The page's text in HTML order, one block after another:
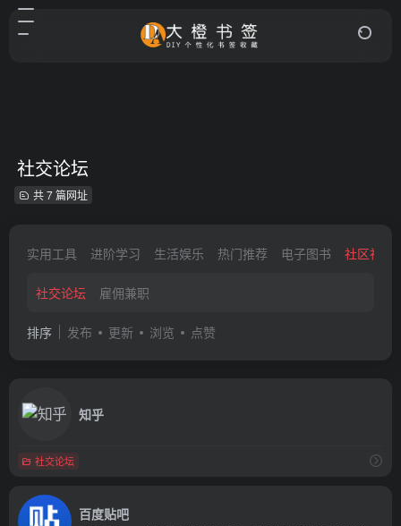
社交论坛
共 7 篇网址
实用工具 进阶学习 生活娱乐 热门推荐 电子图书 社区社交
社交论坛 雇佣兼职
排序 发布 更新 浏览 点赞
知乎
社交论坛
百度贴吧